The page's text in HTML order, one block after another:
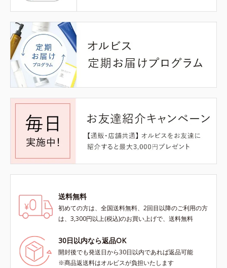
送料無料
初めての方は、全国送料無料、2回目以降のご利用の方
は、3,300円以上(税込)のお買い上げで、送料無料
30日以内なら返品OK
開封後でも発送日から30日以内であれば返品可能
※商品返送料はオルビスが負担いたします